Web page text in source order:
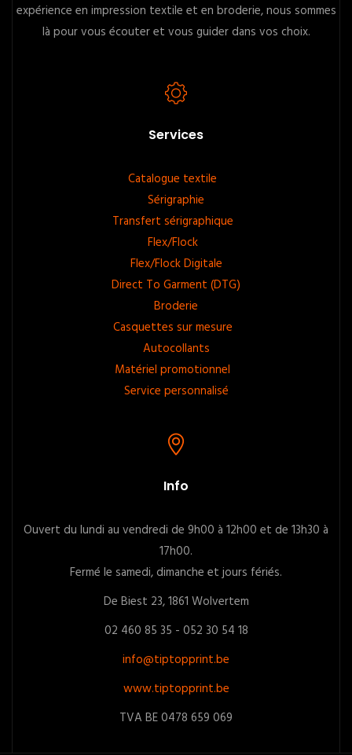
expérience en impression textile et en broderie, nous sommes
là pour vous écouter et vous guider dans vos choix.
Services
Catalogue textile
Sérigraphie
Transfert sérigraphique
Flex/Flock
Flex/Flock Digitale
Direct To Garment (DTG)
Broderie
Casquettes sur mesure
Autocollants
Matériel promotionnel
Service personnalisé
Info
Ouvert du lundi au vendredi de 9h00 à 12h00 et de 13h30 à
17h00.
Fermé le samedi, dimanche et jours fériés.
De Biest 23, 1861 Wolvertem
02 460 85 35 - 052 30 54 18
info@tiptopprint.be
www.tiptopprint.be
TVA BE 0478 659 069